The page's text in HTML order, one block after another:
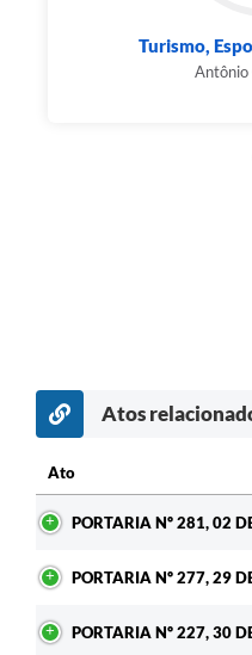
Turismo,
Antônio
Atos
Ato
PORTARIA Nº 281, 02
PORTARIA Nº 277, 29
PORTARIA Nº 227, 30